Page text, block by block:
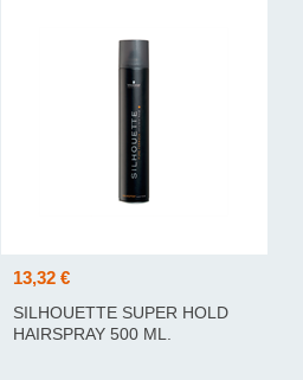
13,32 €
SILHOUETTE SUPER HOLD
HAIRSPRAY 500 ML.